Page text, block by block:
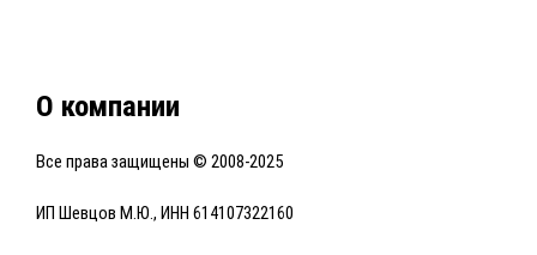
О компании
Все права защищены © 2008-2025
ИП Шевцов М.Ю., ИНН 614107322160